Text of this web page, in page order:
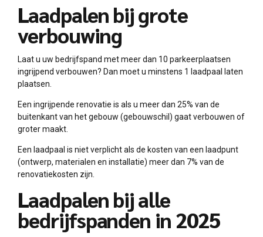
Laadpalen bij grote
verbouwing
Laat u uw bedrijfspand met meer dan 10 parkeerplaatsen
ingrijpend verbouwen? Dan moet u minstens 1 laadpaal laten
plaatsen.
Een ingrijpende renovatie is als u meer dan 25% van de
buitenkant van het gebouw (gebouwschil) gaat verbouwen of
groter maakt.
Een laadpaal is niet verplicht als de kosten van een laadpunt
(ontwerp, materialen en installatie) meer dan 7% van de
renovatiekosten zijn.
Laadpalen bij alle
bedrijfspanden in 2025